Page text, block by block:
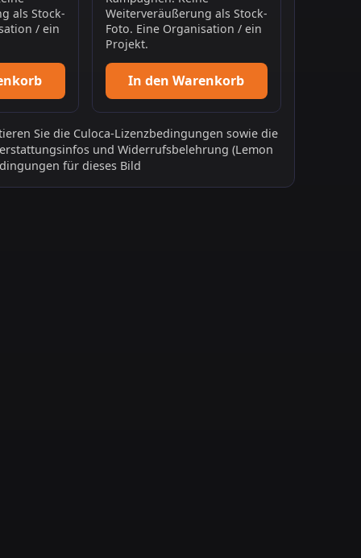
als Stock-
/ ein
Weiterveräußerung als Stock-
Foto. Eine Organisation / ein
Projekt.
In den Warenkorb
Sie die Culoca-Lizenzbedingungen sowie die
und Widerrufsbelehrung (Lemon
für dieses Bild